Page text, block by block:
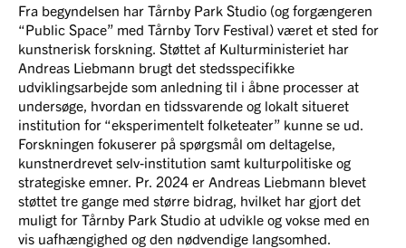
Fra begyndelsen har Tårnby Park Studio (og forgængeren
“Public Space” med Tårnby Torv Festival) været et sted for
kunstnerisk forskning. Støttet af Kulturministeriet har
Andreas Liebmann brugt det stedsspecifikke
udviklingsarbejde som anledning til i åbne processer at
undersøge, hvordan en tidssvarende og lokalt situeret
institution for “eksperimentelt folketeater” kunne se ud.
Forskningen fokuserer på spørgsmål om deltagelse,
kunstnerdrevet selv-institution samt kulturpolitiske og
strategiske emner. Pr. 2024 er Andreas Liebmann blevet
støttet tre gange med større bidrag, hvilket har gjort det
muligt for Tårnby Park Studio at udvikle og vokse med en
vis uafhængighed og den nødvendige langsomhed.